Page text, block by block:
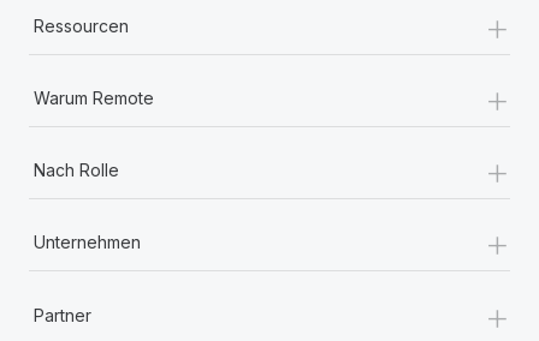
Ressourcen +
Warum Remote +
Nach Rolle +
Unternehmen +
Partner +